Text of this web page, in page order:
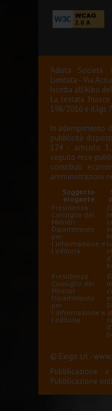
Adista Società
Limitata - Via
Iscritta all'Albo
La testata
198/2016 e d.lgs
In adempimento
pubblicità
124 - articolo
seguito rese
contributi
amministrazioni
Soggetto
erogante
Presidenza
Consiglio dei
Ministri
Dipartimento
per
l'informazione e
l'editoria
Presidenza
Consiglio dei
Ministri
Dipartimento
per
l'informazione e
l'editoria
© Exigo srl -
Pubblicazione
Pubblicazione